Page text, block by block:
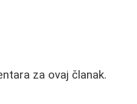
za ovaj članak.